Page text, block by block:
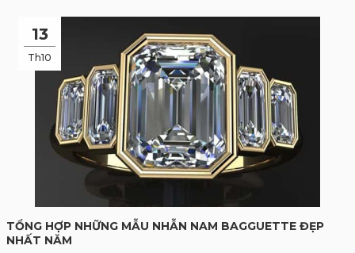
13
Th10
TỔNG HỢP NHỮNG MẪU NHẪN NAM BAGGUETTE ĐẸP
NHẤT NĂM